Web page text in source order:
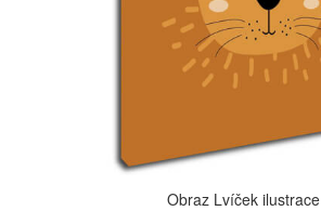
Obraz Lvíček ilustrace